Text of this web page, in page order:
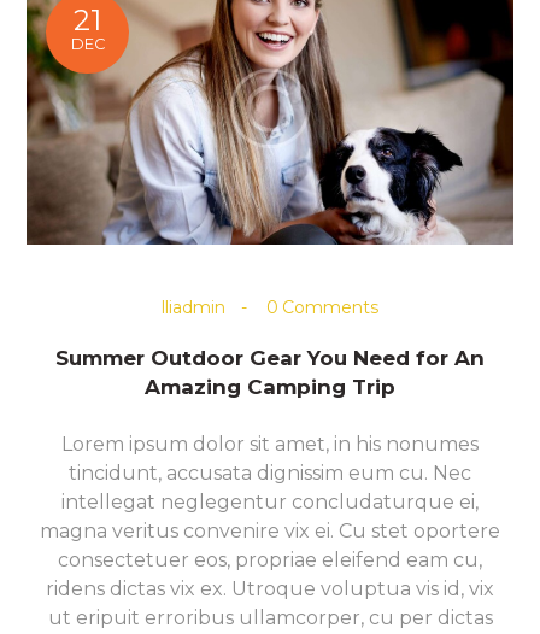
21
DEC
lliadmin 0 Comments
Summer Outdoor Gear You Need for An
Amazing Camping Trip
Lorem ipsum dolor sit amet, in his nonumes
tincidunt, accusata dignissim eum cu. Nec
intellegat neglegentur concludaturque ei,
magna veritus convenire vix ei. Cu stet oportere
consectetuer eos, propriae eleifend eam cu,
ridens dictas vix ex. Utroque voluptua vis id, vix
ut eripuit erroribus ullamcorper, cu per dictas